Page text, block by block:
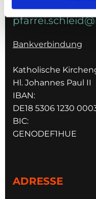
Bankverbindung
Katholische
Hl. Johannes Paul II
IBAN:
DE18 5306 1230
BIC:
GENODEF1HUE
ADRESSE